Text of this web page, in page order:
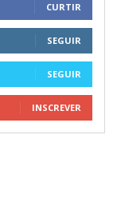
CURTIR
SEGUIR
SEGUIR
INSCREVER